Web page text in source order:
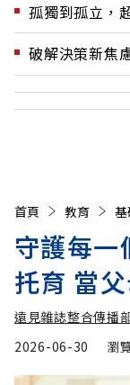
孤獨到孤立，
破解決策新焦
首頁 教育
守護每一
托育 當
遠見雜誌整合傳播
2026-06-30
瀏